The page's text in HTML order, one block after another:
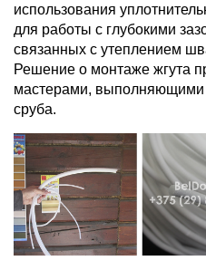
использования
для работы с глубокими
связанных с утеплением
Решение о монтаже жгута
мастерами, выполняющими
сруба.